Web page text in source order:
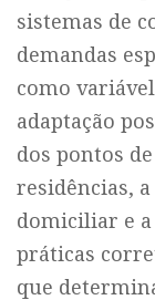
sistemas de
demandas
como
adaptação
dos pontos
residências,
domiciliar e a
práticas
que